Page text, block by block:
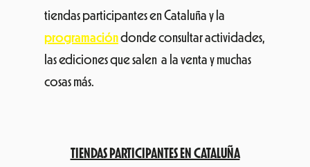
tiendas participantes en Cataluña y la
programacióndonde consultar actividades,
las ediciones que salen a la venta y muchas
cosas más.
TIENDAS PARTICIPANTES EN CATALUÑA